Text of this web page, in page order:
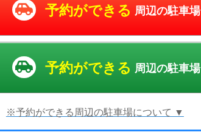
予約ができる 周辺の駐車場
予約ができる 周辺の駐車場
※予約ができる周辺の駐車場について ▼